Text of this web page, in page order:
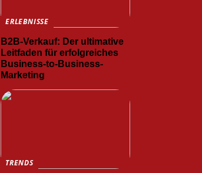
ERLEBNISSE
B2B-Verkauf: Der ultimative
Leitfaden für erfolgreiches
Business-to-Business-
Marketing
TRENDS